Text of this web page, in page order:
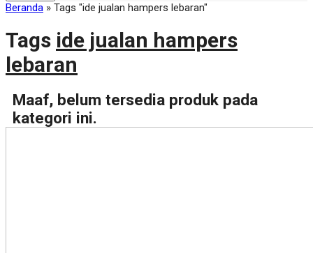
Beranda » Tags "ide jualan hampers lebaran"
Tags ide jualan hampers
lebaran
Maaf, belum tersedia produk pada
kategori ini.